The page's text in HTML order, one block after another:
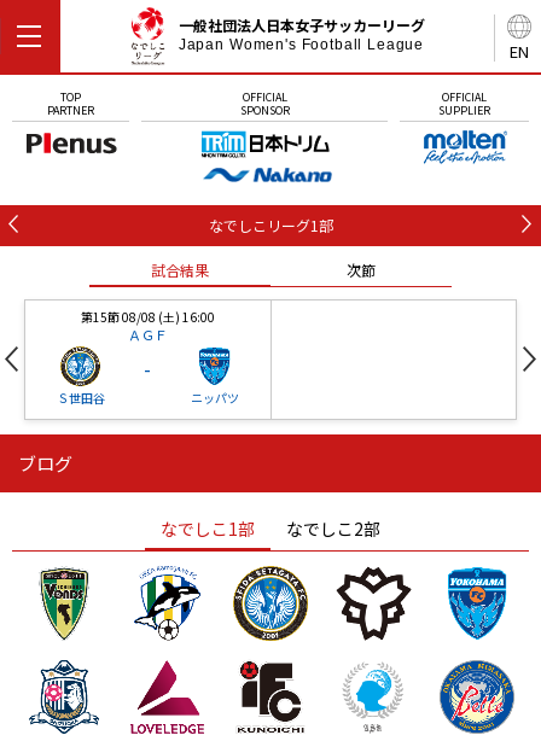
EN
一般社団法人日本女子サッカーリーグ
Japan Women's Football League
TOP
PARTNER
OFFICIAL
SPONSOR
OFFICIAL
SUPPLIER
なでしこリーグ1部
試合結果 次節
第15節 08/08 (土) 16:00
ＡＧＦ
Ｓ世田谷
-
ニッパツ
ニッパツ
ニッパツ 名古屋
石人の星
静岡 愛媛Ｌ
ブログ
なでしこ1部 なでしこ2部